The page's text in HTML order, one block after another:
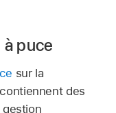
puce
sur la
des
gestion